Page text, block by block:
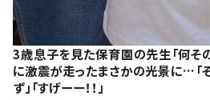
3歳息子を見た保育園の先生「何そ
に激震が走ったまさかの光景に…「
ず」「すげーー！！」